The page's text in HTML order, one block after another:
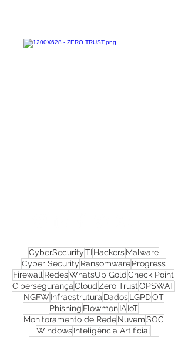
CyberSecurityTIHackersMalware
Cyber Security RansomwareProgress
FirewallRedesWhatsUp Gold Check Point
CibersegurançaCloudZero Trust
NGFWInfraestruturaDadosLGPDOT
PhishingFlowmon IAIoT